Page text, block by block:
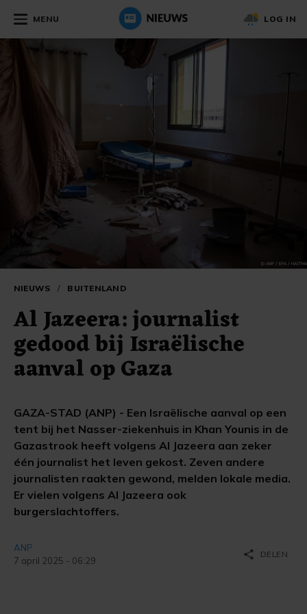
MENU LOG IN
NIEUWS / BUITENLAND
Al Jazeera: journalist
gedood bij Israëlische
aanval op Gaza
GAZA-STAD (ANP) - Een Israëlische aanval op een
tent bij het Nasser-ziekenhuis in Khan Younis in de
Gazastrook heeft volgens Al Jazeera aan zeker
één journalist het leven gekost. Zeven andere
journalisten raakten gewond, melden lokale media.
Er vielen volgens Al Jazeera ook
burgerslachtoffers.
ANP
7 april 2025 - 06:29
share DELEN